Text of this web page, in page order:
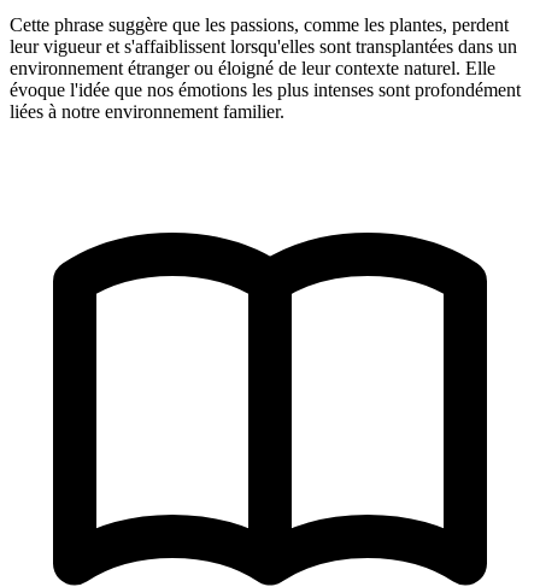
Cette phrase suggère que les passions, comme les plantes, perdent
leur vigueur et s'affaiblissent lorsqu'elles sont transplantées dans un
environnement étranger ou éloigné de leur contexte naturel. Elle
évoque l'idée que nos émotions les plus intenses sont profondément
liées à notre environnement familier.